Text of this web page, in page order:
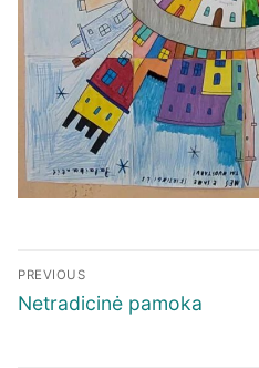
Navigacija
tarp
PREVIOUS
Previous
Netradicinė pamoka